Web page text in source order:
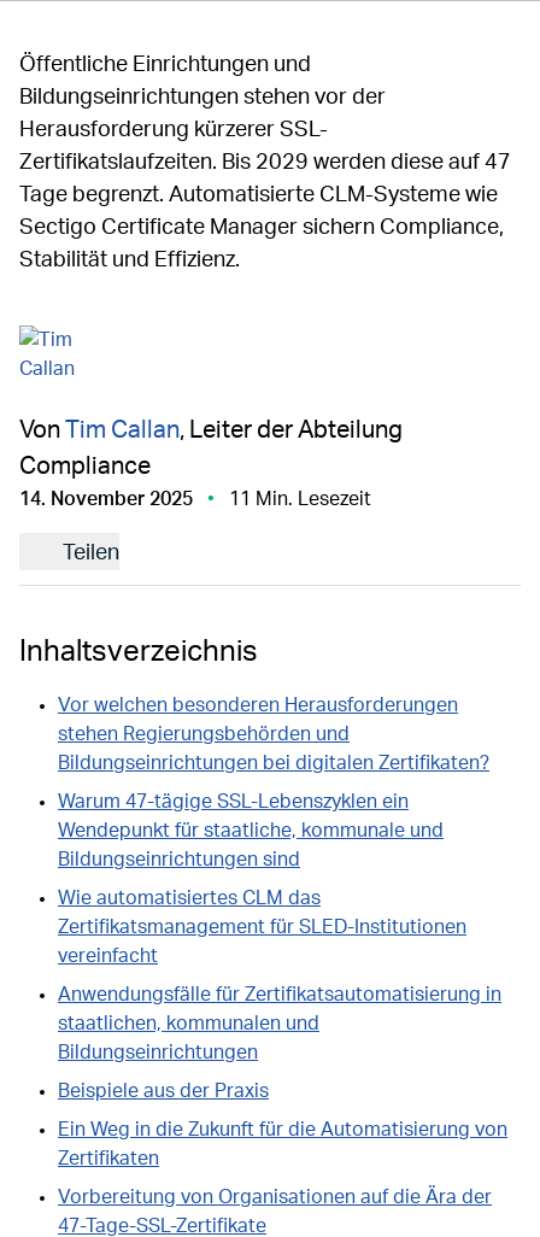
Öffentliche Einrichtungen und
Bildungseinrichtungen stehen vor der
Herausforderung kürzerer SSL-
Zertifikatslaufzeiten. Bis 2029 werden diese auf 47
Tage begrenzt. Automatisierte CLM-Systeme wie
Sectigo Certificate Manager sichern Compliance,
Stabilität und Effizienz.
Von Tim Callan, Leiter der Abteilung
Compliance
14. November 2025 11 Min. Lesezeit
Teilen
Inhaltsverzeichnis
Vor welchen besonderen Herausforderungen
stehen Regierungsbehörden und
Bildungseinrichtungen bei digitalen Zertifikaten?
Warum 47-tägige SSL-Lebenszyklen ein
Wendepunkt für staatliche, kommunale und
Bildungseinrichtungen sind
Wie automatisiertes CLM das
Zertifikatsmanagement für SLED-Institutionen
vereinfacht
Anwendungsfälle für Zertifikatsautomatisierung in
staatlichen, kommunalen und
Bildungseinrichtungen
Beispiele aus der Praxis
Ein Weg in die Zukunft für die Automatisierung von
Zertifikaten
Vorbereitung von Organisationen auf die Ära der
47-Tage-SSL-Zertifikate